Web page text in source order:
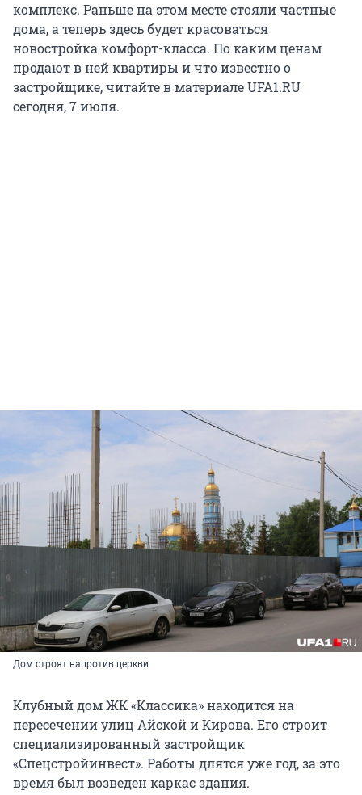
комплекс. Раньше на этом месте стояли частные
дома, а теперь здесь будет красоваться
новостройка комфорт-класса. По каким ценам
продают в ней квартиры и что известно о
застройщике, читайте в материале UFA1.RU
сегодня, 7 июля.
Дом строят напротив церкви
Клубный дом ЖК «Классика» находится на
пересечении улиц Айской и Кирова. Его строит
специализированный застройщик
«Спецстройинвест». Работы длятся уже год, за это
время был возведен каркас здания.